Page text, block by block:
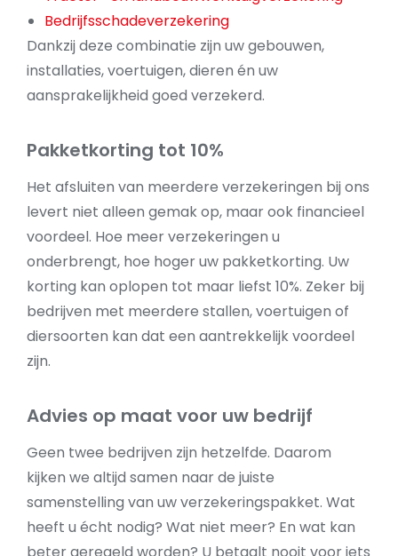
Bedrijfsschadeverzekering
Dankzij deze combinatie zijn uw gebouwen,
installaties, voertuigen, dieren én uw
aansprakelijkheid goed verzekerd.
Pakketkorting tot 10%
Het afsluiten van meerdere verzekeringen bij ons
levert niet alleen gemak op, maar ook financieel
voordeel. Hoe meer verzekeringen u
onderbrengt, hoe hoger uw pakketkorting. Uw
korting kan oplopen tot maar liefst 10%. Zeker bij
bedrijven met meerdere stallen, voertuigen of
diersoorten kan dat een aantrekkelijk voordeel
zijn.
Advies op maat voor uw bedrijf
Geen twee bedrijven zijn hetzelfde. Daarom
kijken we altijd samen naar de juiste
samenstelling van uw verzekeringspakket. Wat
heeft u écht nodig? Wat niet meer? En wat kan